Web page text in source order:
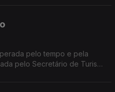
pelo tempo e pela
pelo Secretário de Turismo